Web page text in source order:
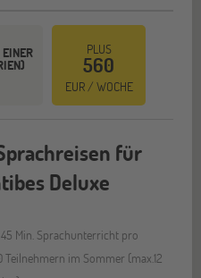
PLUS
560
EUR / WOCHE
für
Deluxe
Min. Sprachunterricht pro
Teilnehmern im Sommer (max.12